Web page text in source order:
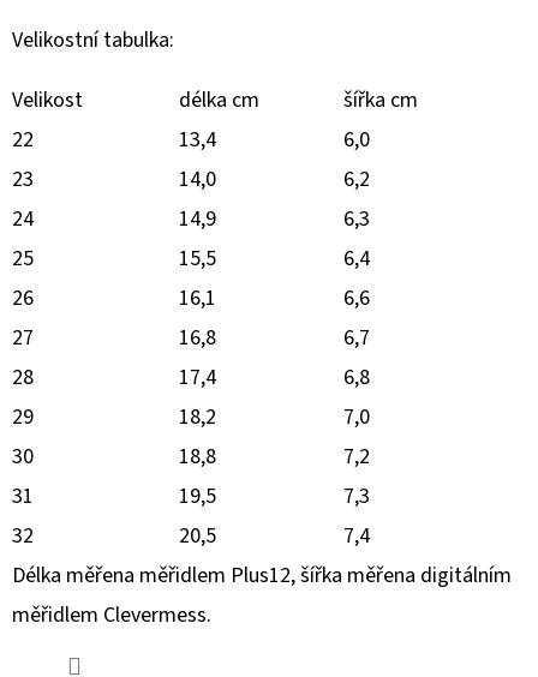
Velikostní tabulka:
Velikost
délka cm
šířka cm
22
13,4
6,0
23
14,0
6,2
24
14,9
6,3
25
15,5
6,4
26
16,1
6,6
27
16,8
6,7
28
17,4
6,8
29
18,2
7,0
30
18,8
7,2
31
19,5
7,3
32
20,5
7,4
Délka měřena měřidlem Plus12, šířka měřena digitálním
měřidlem Clevermess.